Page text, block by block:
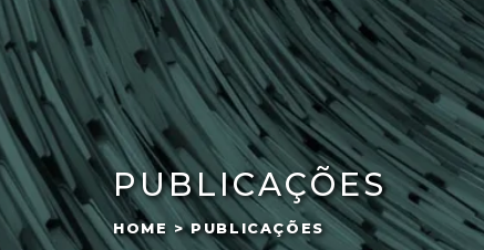
PUBLICAÇÕES
HOME > PUBLICAÇÕES